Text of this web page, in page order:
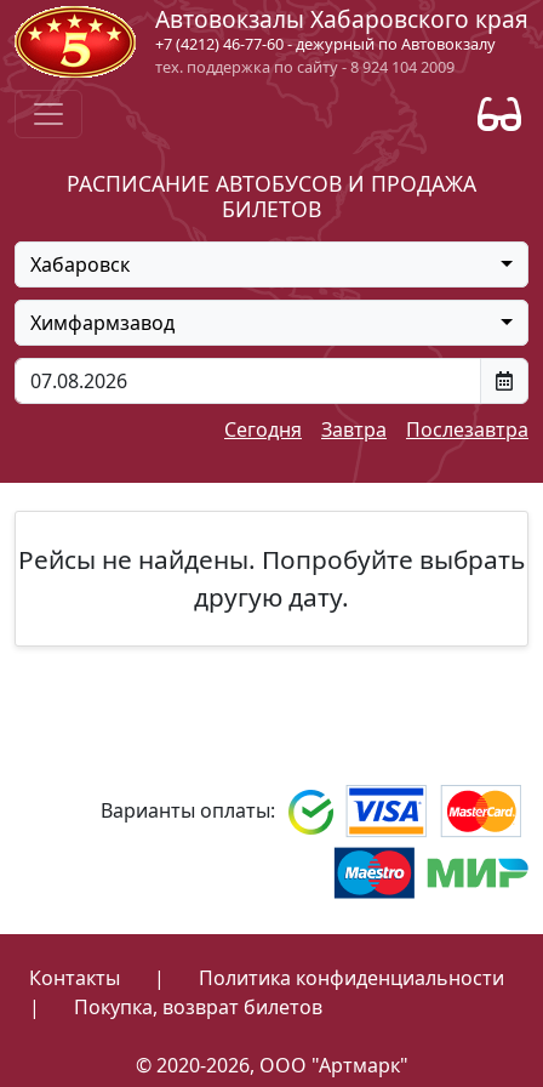
Автовокзалы Хабаровского края
+7 (4212) 46-77-60 - дежурный по Автовокзалу
тех. поддержка по сайту - 8 924 104 2009
РАСПИСАНИЕ АВТОБУСОВ И ПРОДАЖА
БИЛЕТОВ
Хабаровск
Химфармзавод
Сегодня Завтра Послезавтра
Рейсы не найдены. Попробуйте выбрать
другую дату.
Варианты оплаты:
Контакты |
Политика конфиденциальности
|
Покупка, возврат билетов
© 2020-2026, ООО "Артмарк"